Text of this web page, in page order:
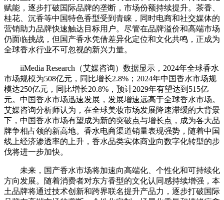
赋能，逐步打破国际品牌的垄断，市场份额持续提升。茶香、
桂花、沉香等中国特色香型受到青睐，同时电商和社交媒体的
营销助力品牌快速触达目标用户。尽管在品牌溢价和高端市场
仍面临挑战，但国产香水凭借差异化定位和文化共鸣，正成为
全球香水行业不可忽视的新兴力量。
iiMedia Research（艾媒咨询）数据显示，2024年全球香水
市场规模为508亿元，同比增长2.8%；2024年中国香水市场规
模达250亿元，同比增长20.8%，预计2029年有望达到515亿
元。中国香水市场迅速发展，发展增速远高于全球香水市场。
艾媒咨询分析师认为，在全球美妆市场发展降速滞缓的大背景
下，中国香水市场有望成为新的突破点与增长点，成为各大品
牌争相占领的新高地。香水电商渠道销量表现强势，随着中国
线上经济渗透率的上升，香水品类实体商业向数字化转型的步
伐将进一步加快。
未来，国产香水市场将加速向高端化、个性化和可持续化
方向发展。随着消费者对东方香型的文化认同感持续增强，本
土品牌将通过技术创新和跨界联名提升产品力，逐步打破国际